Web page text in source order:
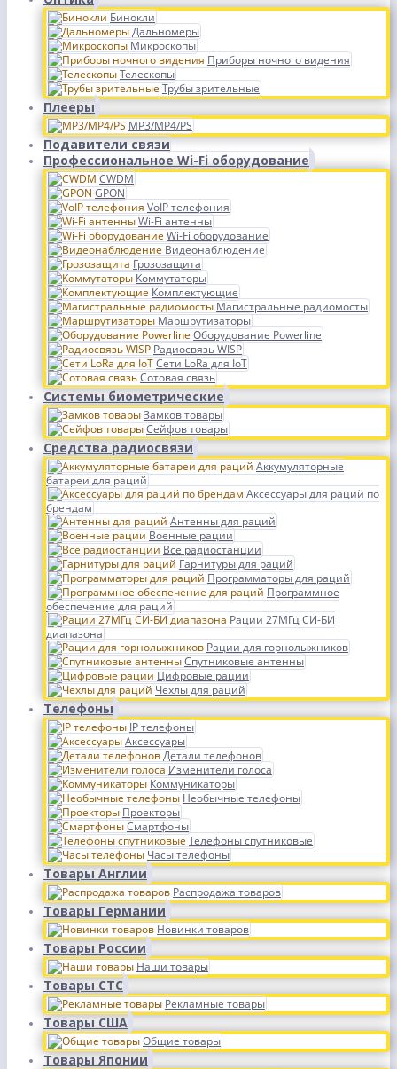
Бинокли
Дальномеры
Микроскопы
Приборы ночного видения
Телескопы
Трубы зрительные
Плееры
MP3/MP4/PS
Подавители связи
Профессиональное Wi-Fi оборудование
CWDM
GPON
VoIP телефония
Wi-Fi антенны
Wi-Fi оборудование
Видеонаблюдение
Грозозащита
Коммутаторы
Комплектующие
Магистральные радиомосты
Маршрутизаторы
Оборудование Powerline
Радиосвязь WISP
Сети LoRa для IoT
Сотовая связь
Системы биометрические
Замков товары
Сейфов товары
Средства радиосвязи
Аккумуляторные
батареи для раций
Аксессуары для раций по
брендам
Антенны для раций
Военные рации
Все радиостанции
Гарнитуры для раций
Программаторы для раций
Программное
обеспечение для раций
Рации 27МГц СИ-БИ
диапазона
Рации для горнолыжников
Спутниковые антенны
Цифровые рации
Чехлы для раций
Телефоны
IP телефоны
Аксессуары
Детали телефонов
Изменители голоса
Коммуникаторы
Необычные телефоны
Проекторы
Смартфоны
Телефоны спутниковые
Часы телефоны
Товары Англии
Распродажа товаров
Товары Германии
Новинки товаров
Товары России
Наши товары
Товары СТС
Рекламные товары
Товары США
Общие товары
Товары Японии